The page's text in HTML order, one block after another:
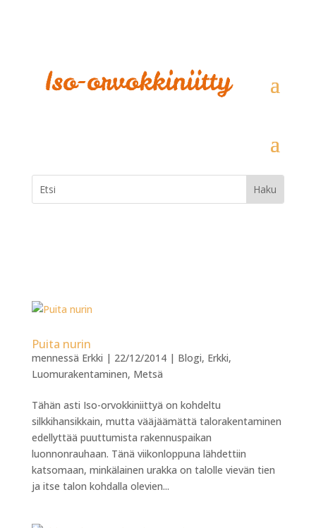
Puita nurin
mennessä Erkki | 22/12/2014| Blogi, Erkki,
Luomurakentaminen, Metsä
Tähän asti Iso-orvokkiniittyä on kohdeltu
silkkihansikkain, mutta vääjäämättä talorakentaminen
edellyttää puuttumista rakennuspaikan
luonnonrauhaan. Tänä viikonloppuna lähdettiin
katsomaan, minkälainen urakka on talolle vievän tien
ja itse talon kohdalla olevien...